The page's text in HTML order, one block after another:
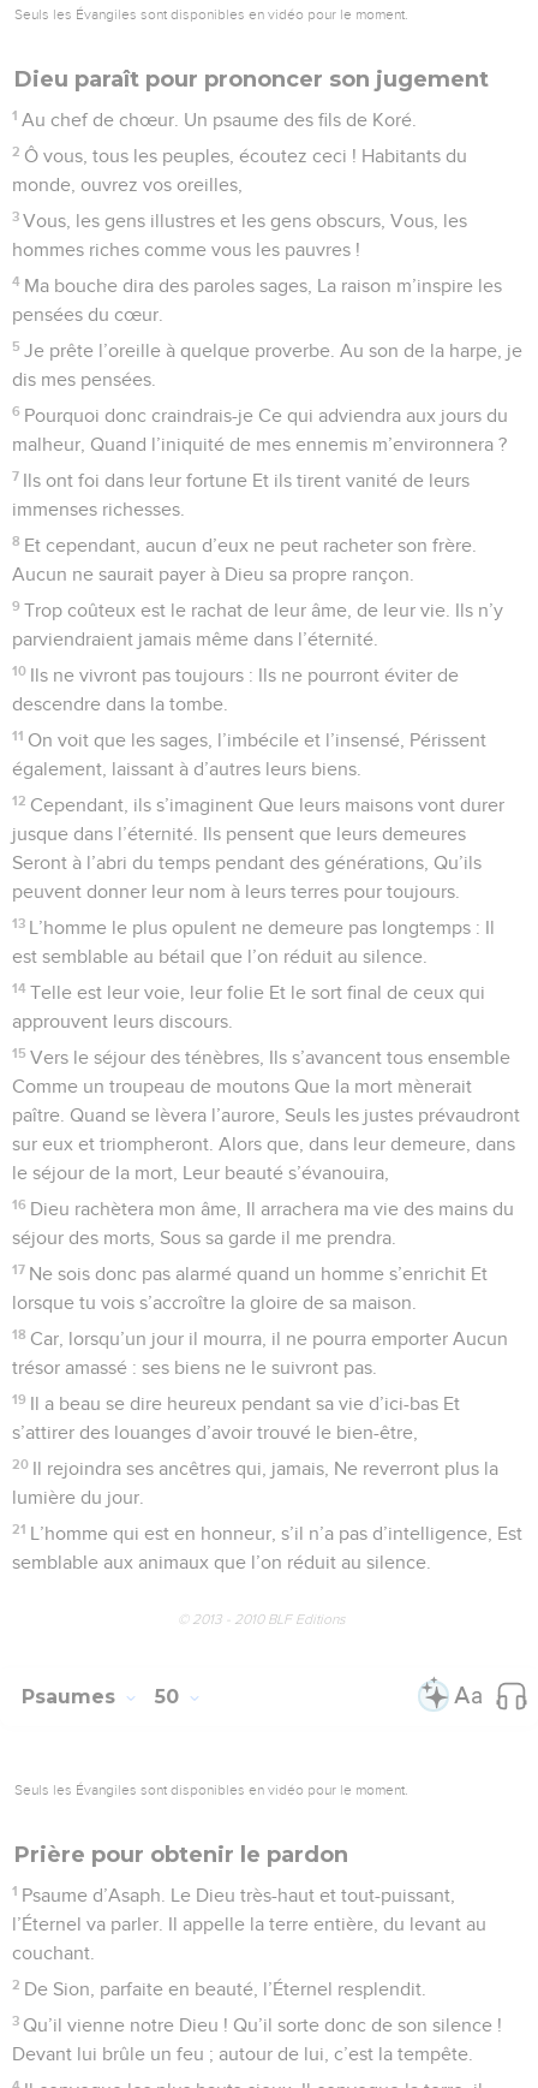
Seuls les Évangiles sont disponibles en vidéo pour le moment.
Dieu paraît pour prononcer son jugement
1 Au chef de chœur. Un psaume des fils de Koré.
2 Ô vous, tous les peuples, écoutez ceci ! Habitants du
monde, ouvrez vos oreilles,
3 Vous, les gens illustres et les gens obscurs, Vous, les
hommes riches comme vous les pauvres !
4 Ma bouche dira des paroles sages, La raison m’inspire les
pensées du cœur.
5 Je prête l’oreille à quelque proverbe. Au son de la harpe, je
dis mes pensées.
6 Pourquoi donc craindrais-je Ce qui adviendra aux jours du
malheur, Quand l’iniquité de mes ennemis m’environnera ?
7 Ils ont foi dans leur fortune Et ils tirent vanité de leurs
immenses richesses.
8 Et cependant, aucun d’eux ne peut racheter son frère.
Aucun ne saurait payer à Dieu sa propre rançon.
9 Trop coûteux est le rachat de leur âme, de leur vie. Ils n’y
parviendraient jamais même dans l’éternité.
10 Ils ne vivront pas toujours : Ils ne pourront éviter de
descendre dans la tombe.
11 On voit que les sages, l’imbécile et l’insensé, Périssent
également, laissant à d’autres leurs biens.
12 Cependant, ils s’imaginent Que leurs maisons vont durer
jusque dans l’éternité. Ils pensent que leurs demeures
Seront à l’abri du temps pendant des générations, Qu’ils
peuvent donner leur nom à leurs terres pour toujours.
13 L’homme le plus opulent ne demeure pas longtemps : Il
est semblable au bétail que l’on réduit au silence.
14 Telle est leur voie, leur folie Et le sort final de ceux qui
approuvent leurs discours.
15 Vers le séjour des ténèbres, Ils s’avancent tous ensemble
Comme un troupeau de moutons Que la mort mènerait
paître. Quand se lèvera l’aurore, Seuls les justes prévaudront
sur eux et triompheront. Alors que, dans leur demeure, dans
le séjour de la mort, Leur beauté s’évanouira,
16 Dieu rachètera mon âme, Il arrachera ma vie des mains du
séjour des morts, Sous sa garde il me prendra.
17 Ne sois donc pas alarmé quand un homme s’enrichit Et
lorsque tu vois s’accroître la gloire de sa maison.
18 Car, lorsqu’un jour il mourra, il ne pourra emporter Aucun
trésor amassé : ses biens ne le suivront pas.
19 Il a beau se dire heureux pendant sa vie d’ici-bas Et
s’attirer des louanges d’avoir trouvé le bien-être,
20 Il rejoindra ses ancêtres qui, jamais, Ne reverront plus la
lumière du jour.
21 L’homme qui est en honneur, s’il n’a pas d’intelligence, Est
semblable aux animaux que l’on réduit au silence.
© 2013 - 2010 BLF Editions
Psaumes 50
Seuls les Évangiles sont disponibles en vidéo pour le moment.
Prière pour obtenir le pardon
1 Psaume d’Asaph. Le Dieu très-haut et tout-puissant,
l’Éternel va parler. Il appelle la terre entière, du levant au
couchant.
2 De Sion, parfaite en beauté, l’Éternel resplendit.
3 Qu’il vienne notre Dieu ! Qu’il sorte donc de son silence !
Devant lui brûle un feu ; autour de lui, c’est la tempête.
4